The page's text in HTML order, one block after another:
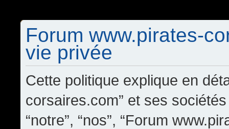
Forum www.pirates-
vie privée
Cette politique explique en
corsaires.com” et ses
“notre”, “nos”, “Forum